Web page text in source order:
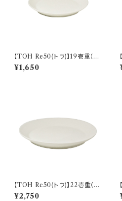
【TOH Re50(トウ)】19壱重（ク
リーム) O-M33901
¥1,650
【TOH Re50(トウ)】22壱重（ク
リーム) O-M32901
¥2,750